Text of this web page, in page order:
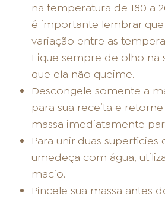
na temperatura de 180 a
é importante lembrar
variação entre as
Fique sempre de olho na
que ela não queime.
Descongele somente a
para sua receita e
massa imediatamente
Para unir duas superfícies
umedeça com água,
macio.
Pincele sua massa antes